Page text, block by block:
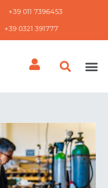
+39 011 7396453 ​
+39 0321 391777